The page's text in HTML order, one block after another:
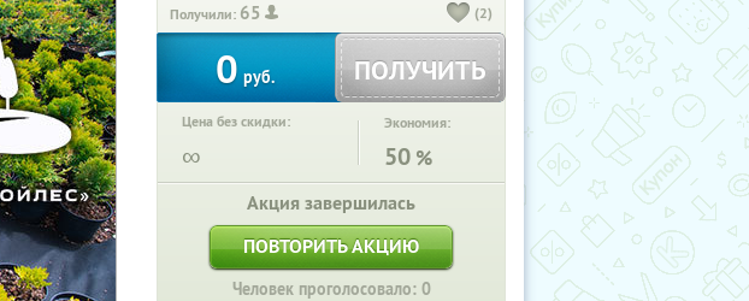
Получили: 65 (2)
0 руб. ПОЛУЧИТЬ
Цена без скидки:
∞
Экономия:
50 %
Акция завершилась
ПОВТОРИТЬ АКЦИЮ
Человек проголосовало: 0